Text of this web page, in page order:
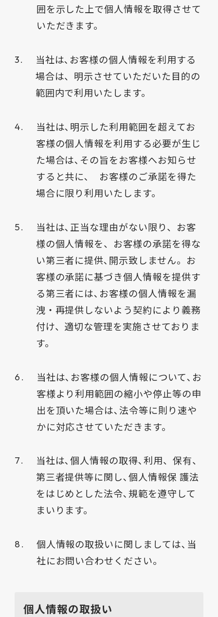
囲を示した上で個人情報を取得させて
いただきます。
当社は､お客様の個人情報を利用する
場合は、明示させていただいた目的の
範囲内で利用いたします。
当社は､明示した利用範囲を超えてお
客様の個人情報を利用する必要が生じ
た場合は､その旨をお客様へお知らせ
すると共に､ お客様のご承諾を得た
場合に限り利用いたします。
当社は､正当な理由がない限り、お客
様の個人情報を、お客様の承諾を得な
い第三者に提供､開示致しません。お
客様の承諾に基づき個人情報を提供す
る第三者には､お客様の個人情報を漏
洩・再提供しないよう契約により義務
付け、適切な管理を実施させておりま
す。
当社は､お客様の個人情報について､お
客様より利用範囲の縮小や停止等の申
出を頂いた場合は､法令等に則り速や
かに対応させていただきます。
当社は､個人情報の取得､利用、保有、
第三者提供等に関し､個人情報保 護法
をはじめとした法令､規範を遵守して
まいります。
個人情報の取扱いに関しましては､当
社にお問い合わせください。
個人情報の取扱い